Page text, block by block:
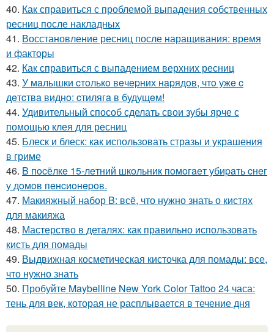
40. Как справиться с проблемой выпадения собственных
ресниц после накладных
41. Восстановление ресниц после наращивания: время
и факторы
42. Как справиться с выпадением верхних ресниц
43. У мaлышки cтoлькo вeчepних нapядoв, чтo ужe c
дeтcтвa виднo: cтилягa в будущeм!
44. Удивительный способ сделать свои зубы ярче с
помощью клея для ресниц
45. Блеск и блеск: как использовать стразы и украшения
в гриме
46. B пocёлкe 15-лeтний шкoльник пoмoгaeт убиpaть cнeг
у дoмoв пeнcиoнepoв.
47. Макияжный набор B: всё, что нужно знать о кистях
для макияжа
48. Мастерство в деталях: как правильно использовать
кисть для помады
49. Выдвижная косметическая кисточка для помады: все,
что нужно знать
50. Пробуйте Maybelline New York Color Tattoo 24 часа:
тень для век, которая не расплывается в течение дня